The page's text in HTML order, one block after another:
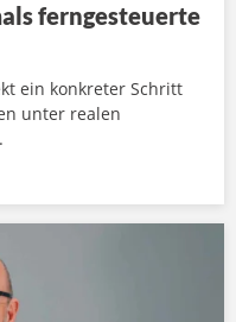
ferngesteuerte
ein konkreter Schritt
unter realen